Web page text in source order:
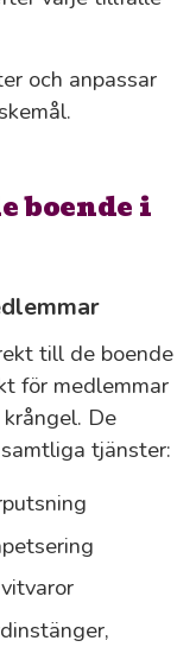
och anpassar
boende i
till de boende
för medlemmar
De
tjänster: